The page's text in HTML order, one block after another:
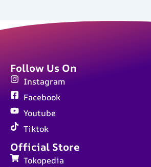
Official Store
Tokopedia
Follow Us On
Instagram
Facebook
Youtube
Tiktok